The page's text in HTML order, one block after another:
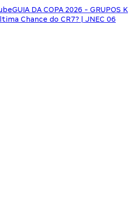
GUIA DA COPA 2026 - GRUPOS K
Chance do CR7? | JNEC 06